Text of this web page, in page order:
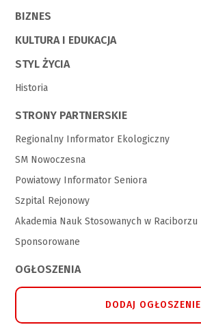
BIZNES
KULTURA I EDUKACJA
STYL ŻYCIA
Historia
STRONY PARTNERSKIE
Regionalny Informator Ekologiczny
SM Nowoczesna
Powiatowy Informator Seniora
Szpital Rejonowy
Akademia Nauk Stosowanych w Raciborzu
Sponsorowane
OGŁOSZENIA
DODAJ OGŁOSZENIE